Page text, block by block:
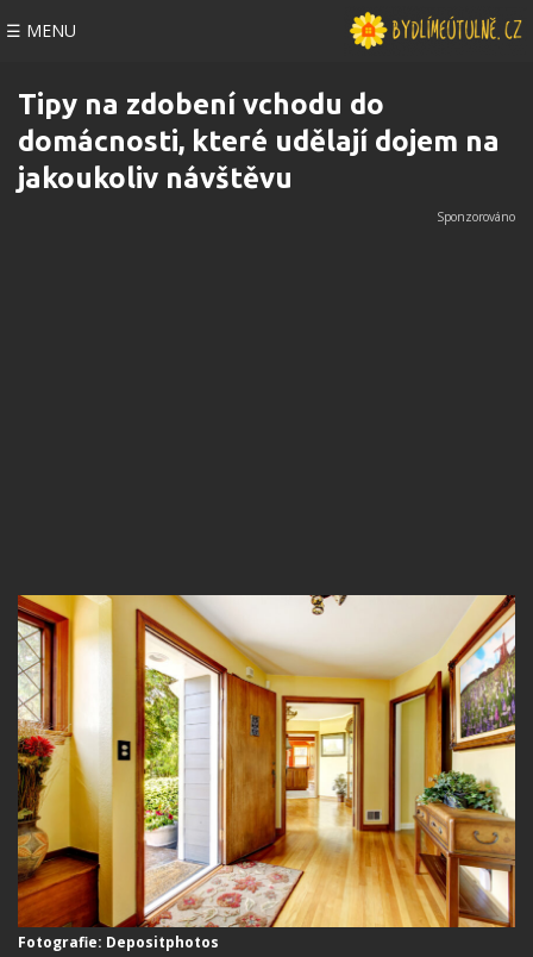
☰ MENU
Tipy na zdobení vchodu do
domácnosti, které udělají dojem na
jakoukoliv návštěvu
Fotografie: Depositphotos